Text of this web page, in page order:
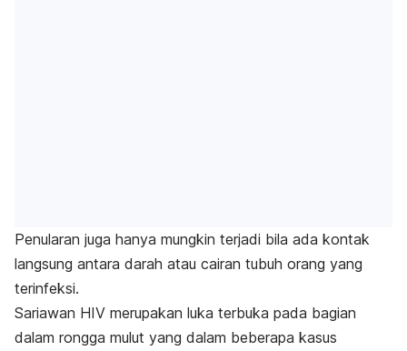
Penularan juga hanya mungkin terjadi bila ada kontak
langsung antara darah atau cairan tubuh orang yang
terinfeksi.
Sariawan HIV merupakan luka terbuka pada bagian
dalam rongga mulut yang dalam beberapa kasus